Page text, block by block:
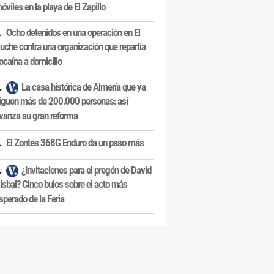
en la playa de El Zapillo
Ocho detenidos en una operación en El
contra una organización que repartía
a domicilio
La casa histórica de Almería que ya
más de 200.000 personas: así
su gran reforma
El Zontes 368G Enduro da un paso más
¿Invitaciones para el pregón de David
Cinco bulos sobre el acto más
de la Feria